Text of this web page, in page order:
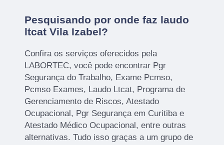
Pesquisando por onde faz laudo
ltcat Vila Izabel?
Confira os serviços oferecidos pela
LABORTEC, você pode encontrar Pgr
Segurança do Trabalho, Exame Pcmso,
Pcmso Exames, Laudo Ltcat, Programa de
Gerenciamento de Riscos, Atestado
Ocupacional, Pgr Segurança em Curitiba e
Atestado Médico Ocupacional, entre outras
alternativas. Tudo isso graças a um grupo de